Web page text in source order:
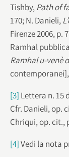
Tishby,Path of
170; N. Danieli,
Firenze 2006, p.
Ramhal
Ramhal u-venè
contemporanei],
[3] Lettera n. 15
Cfr. Danieli, op.
Chriqui, op. cit.,
[4]Vedi la nota